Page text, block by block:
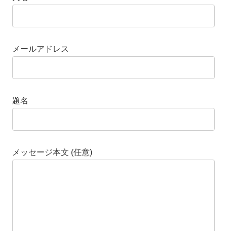
メールアドレス
題名
メッセージ本文 (任意)